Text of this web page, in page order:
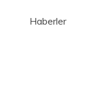
Haberler